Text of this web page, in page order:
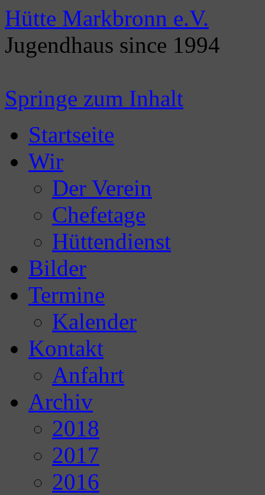
Hütte Markbronn e.V.
Jugendhaus since 1994
Springe zum Inhalt
Startseite
Wir
Der Verein
Chefetage
Hüttendienst
Bilder
Termine
Kalender
Kontakt
Anfahrt
Archiv
2018
2017
2016